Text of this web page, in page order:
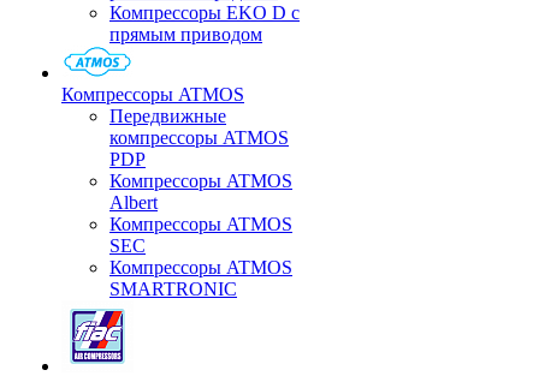
Компрессоры EKO D с
прямым приводом
Компрессоры ATMOS
Передвижные
компрессоры ATMOS
PDP
Компрессоры ATMOS
Albert
Компрессоры ATMOS
SEC
Компрессоры ATMOS
SMARTRONIC